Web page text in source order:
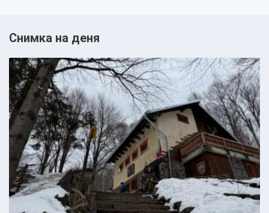
Снимка на деня